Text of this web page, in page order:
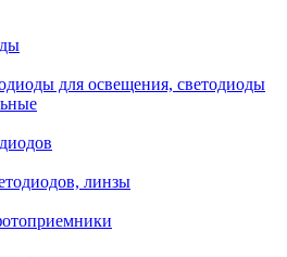
для освещения, светодиоды
линзы